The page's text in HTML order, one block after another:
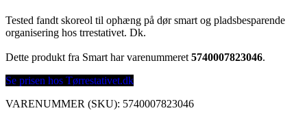
Tested fandt skoreol til ophæng på dør smart og pladsbesparende
organisering hos trrestativet. Dk.
Dette produkt fra Smart har varenummeret 5740007823046.
Se prisen hos Tørrestativet.dk
VARENUMMER (SKU): 5740007823046